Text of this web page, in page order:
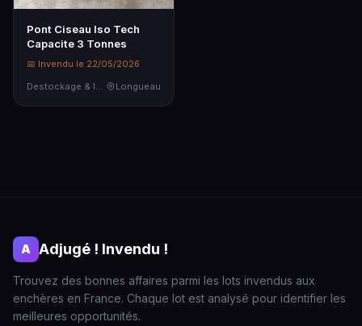
Pont Ciseau Iso Tech
Capacite 3 Tonnes
📅 Invendu le 22/05/2026
Destockage & Invendus
Longueau
A Adjugé ! Invendu !
Trouvez des bonnes affaires parmi les lots invendus aux
enchères en France. Chaque lot est analysé pour identifier les
meilleures opportunités.